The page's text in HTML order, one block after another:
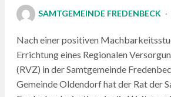
SAMTGEMEINDE FREDENBECK
Nach einer positiven
Errichtung eines Regionalen
(RVZ) in der Samtgemeinde
Gemeinde Oldendorf hat der Rat der